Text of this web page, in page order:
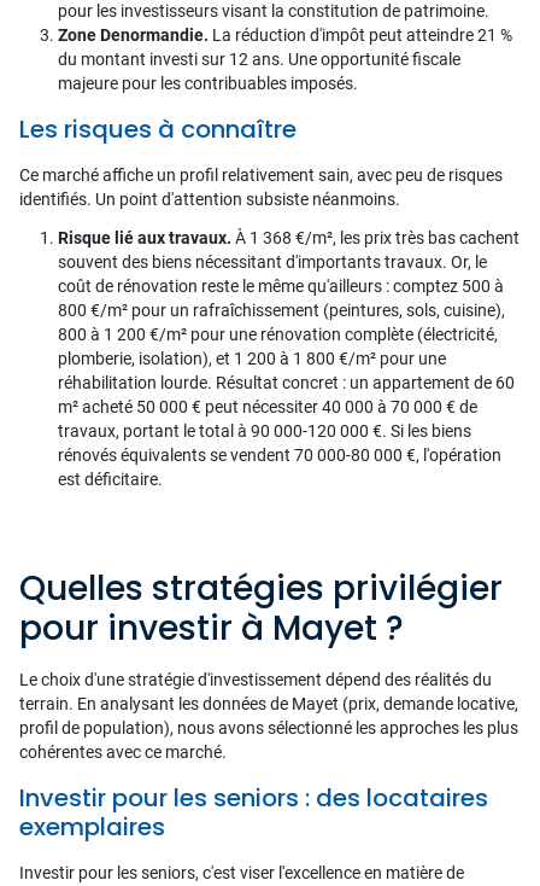
pour les investisseurs visant la constitution de patrimoine.
Zone Denormandie. La réduction d'impôt peut atteindre 21 %
du montant investi sur 12 ans. Une opportunité fiscale
majeure pour les contribuables imposés.
Les risques à connaître
Ce marché affiche un profil relativement sain, avec peu de risques
identifiés. Un point d'attention subsiste néanmoins.
Risque lié aux travaux. À 1 368 €/m², les prix très bas cachent
souvent des biens nécessitant d'importants travaux. Or, le
coût de rénovation reste le même qu'ailleurs : comptez 500 à
800 €/m² pour un rafraîchissement (peintures, sols, cuisine),
800 à 1 200 €/m² pour une rénovation complète (électricité,
plomberie, isolation), et 1 200 à 1 800 €/m² pour une
réhabilitation lourde. Résultat concret : un appartement de 60
m² acheté 50 000 € peut nécessiter 40 000 à 70 000 € de
travaux, portant le total à 90 000-120 000 €. Si les biens
rénovés équivalents se vendent 70 000-80 000 €, l'opération
est déficitaire.
Quelles stratégies privilégier
pour investir à Mayet ?
Le choix d'une stratégie d'investissement dépend des réalités du
terrain. En analysant les données de Mayet (prix, demande locative,
profil de population), nous avons sélectionné les approches les plus
cohérentes avec ce marché.
Investir pour les seniors : des locataires
exemplaires
Investir pour les seniors, c'est viser l'excellence en matière de